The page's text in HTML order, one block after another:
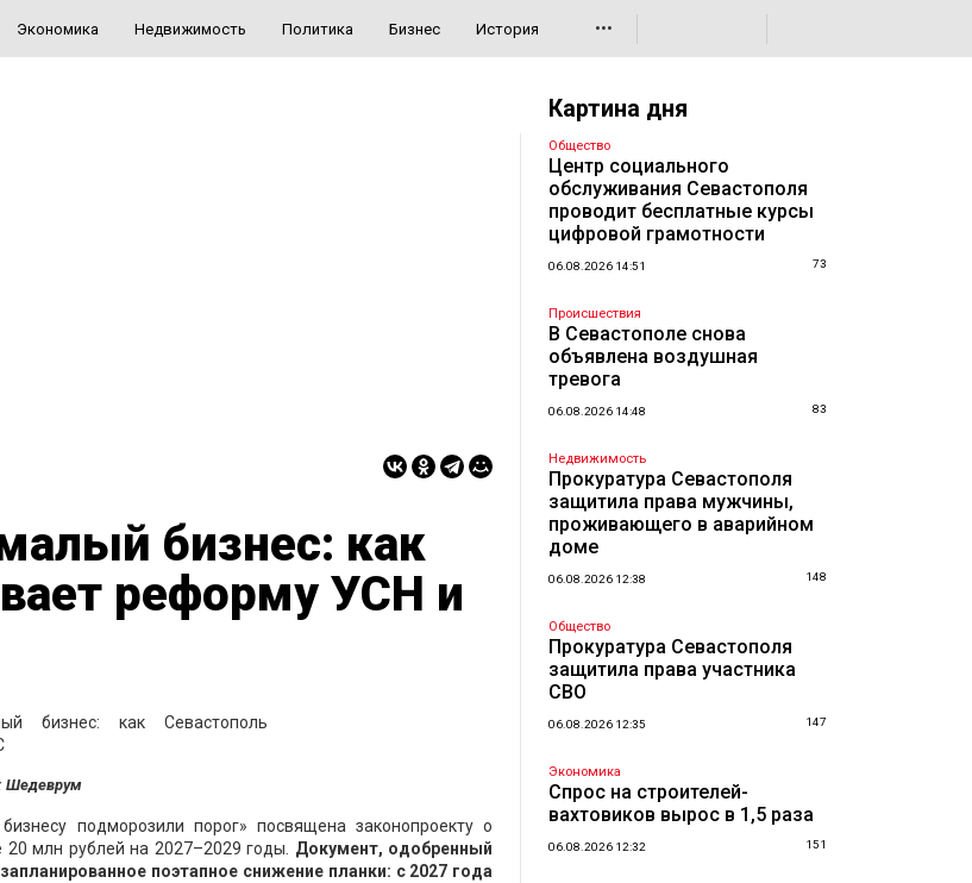
Экономика Недвижимость Политика Бизнес История •••
бизнес: как
реформу УСН и
Шедеврум
подморозили порог» посвящена законопроекту о
млн рублей на 2027–2029 годы. Документ, одобренный
поэтапное снижение планки: с 2027 года
Картина дня
Общество
Центр социального
обслуживания Севастополя
проводит бесплатные курсы
цифровой грамотности
06.08.2026 14:51 73
Происшествия
В Севастополе снова
объявлена воздушная
тревога
06.08.2026 14:48 83
Недвижимость
Прокуратура Севастополя
защитила права мужчины,
проживающего в аварийном
доме
06.08.2026 12:38 148
Общество
Прокуратура Севастополя
защитила права участника
СВО
06.08.2026 12:35 147
Экономика
Спрос на строителей-
вахтовиков вырос в 1,5 раза
06.08.2026 12:32 151